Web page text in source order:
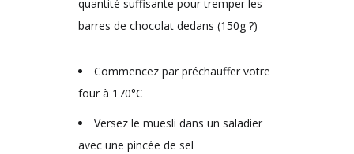
quantité suffisante pour tremper les
barres de chocolat dedans (150g ?)
Commencez par préchauffer votre
four à 170°C
Versez le muesli dans un saladier
avec une pincée de sel